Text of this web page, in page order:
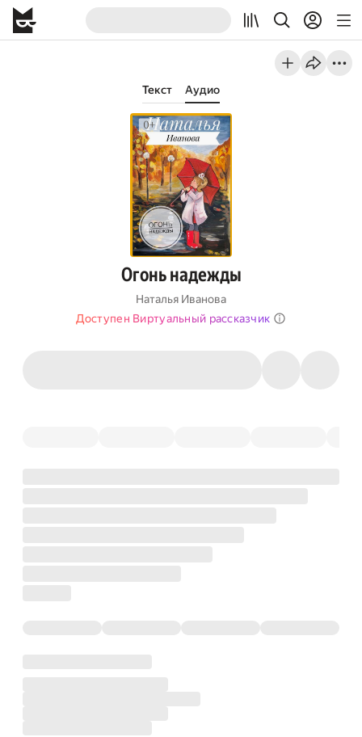
Текст Аудио
Огонь надежды
Наталья Иванова
Доступен Виртуальный рассказчик